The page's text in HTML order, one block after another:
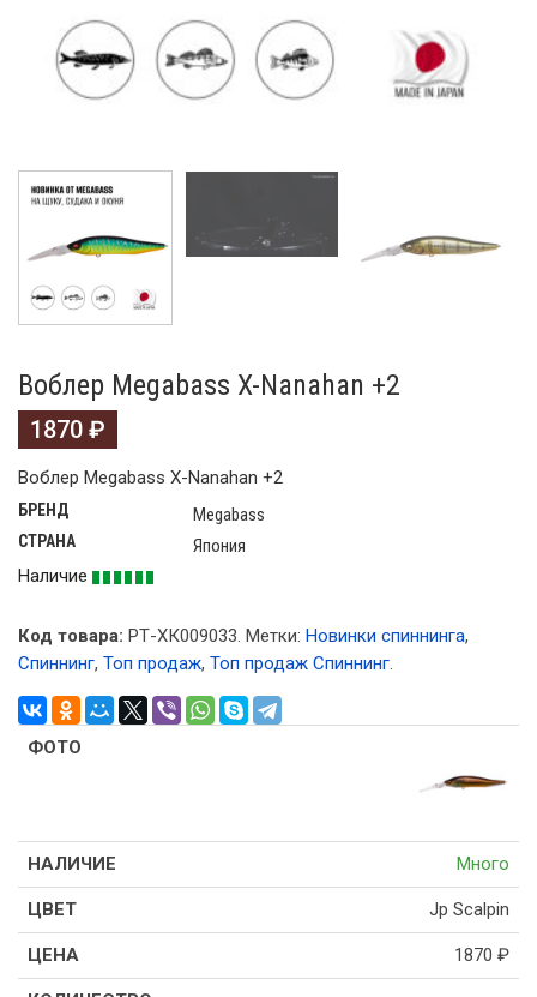
Воблер Megabass X-Nanahan +2
1870 ₽
Воблер Megabass X-Nanahan +2
БРЕНД Megabass
СТРАНА
Япония
Наличие
Код товара: РТ-ХК009033. Метки: Новинки спиннинга,
Спиннинг, Топ продаж, Топ продаж Спиннинг.
Много
Jp Scalpin
1870 ₽